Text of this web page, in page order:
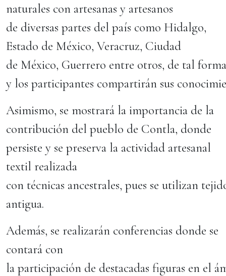
naturales con artesanas y artesanos
de diversas partes del país como Hidalgo,
Estado de México, Veracruz, Ciudad
de México, Guerrero entre otros, de tal
y los participantes compartirán sus
Asimismo, se mostrará la importancia de la
contribución del pueblo de Contla, donde
persiste y se preserva la actividad artesanal
textil realizada
con técnicas ancestrales, pues se utilizan
antigua.
Además, se realizarán conferencias donde se
contará con
la participación de destacadas figuras en el